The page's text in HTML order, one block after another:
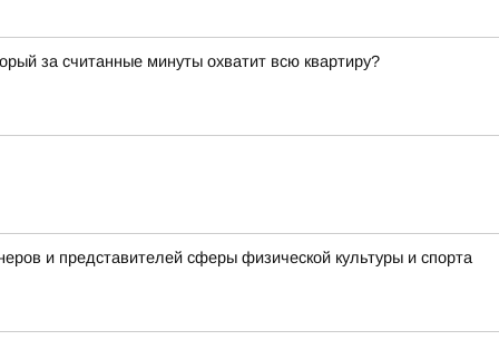
за считанные минуты охватит всю квартиру?
и представителей сферы физической культуры и спорта